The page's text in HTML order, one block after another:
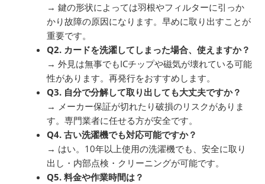
→ 鍵の形状によっては羽根やフィルターに引っか
かり故障の原因になります。早めに取り出すことが
重要です。
Q2. カードを洗濯してしまった場合、使えますか？
→ 外見は無事でもICチップや磁気が壊れている可能
性があります。再発行をおすすめします。
Q3. 自分で分解して取り出しても大丈夫ですか？
→ メーカー保証が切れたり破損のリスクがありま
す。専門業者に任せる方が安全です。
Q4. 古い洗濯機でも対応可能ですか？
→ はい。10年以上使用の洗濯機でも、安全に取り
出し・内部点検・クリーニングが可能です。
Q5. 料金や作業時間は？